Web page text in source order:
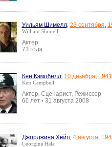
Уильям Шимелл, 23 сентября,
William Shimell
Актер
73 года
Кен Кэмпбелл, 10 декабря, 1941
Ken Campbell
Актер, Сценарист, Режиссер
66 лет • 31 августа 2008
Джорджина Хейл, 4 августа,
Georgina Hale